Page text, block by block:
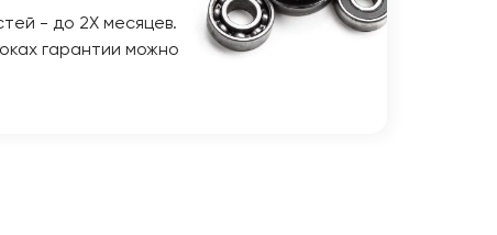
- до 2Х месяцев.
гарантии можно